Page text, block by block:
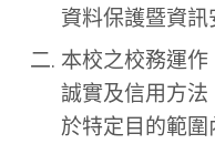
資料保護暨資訊
本校之校務運
誠實及信用方法
於特定目的範